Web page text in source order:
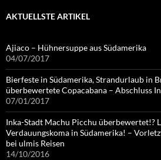
AKTUELLSTE ARTIKEL
Ajiaco – Hühnersuppe aus Südamerika
04/07/2017
Bierfeste in Südamerika, Strandurlaub in
überbewertete Copacabana – Abschluss
07/01/2017
Inka-Stadt Machu Picchu überbewertet!?
Verdauungskoma in Südamerika! –
bei ulmis Reisen
14/10/2016